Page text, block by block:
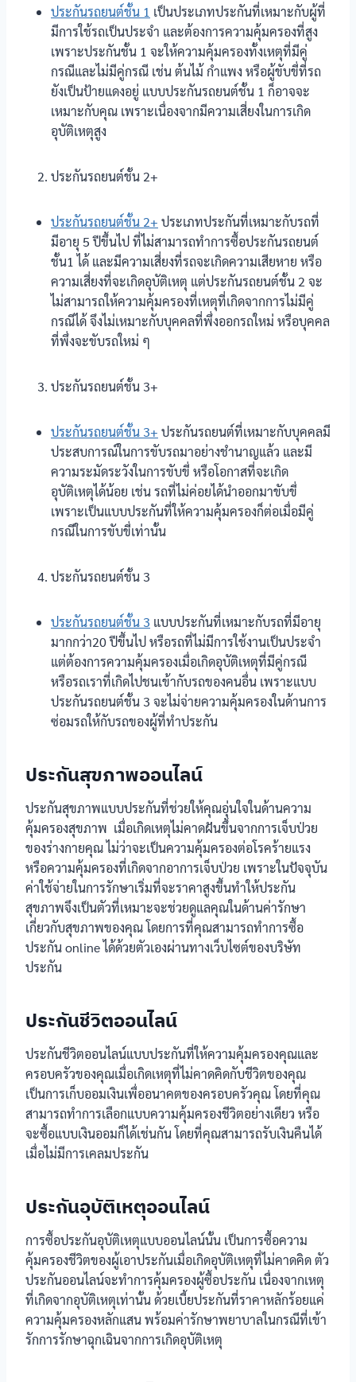
ประกันรถยนต์ชั้น 1 เป็นประเภทประกันที่เหมาะกับผู้ที่
มีการใช้รถเป็นประจำ และต้องการความคุ้มครองที่สูง
เพราะประกันชั้น 1 จะให้ความคุ้มครองทั้งเหตุที่มีคู่
กรณีและไม่มีคู่กรณี เช่น ต้นไม้ กำแพง หรือผู้ขับขี่ที่รถ
ยังเป็นป้ายแดงอยู่ แบบประกันรถยนต์ชั้น 1 ก็อาจจะ
เหมาะกับคุณ เพราะเนื่องจากมีความเสี่ยงในการเกิด
อุบัติเหตุสูง
ประกันรถยนต์ชั้น 2+
ประกันรถยนต์ชั้น 2+ ประเภทประกันที่เหมาะกับรถที่
มีอายุ 5 ปีขึ้นไป ที่ไม่สามารถทำการซื้อประกันรถยนต์
ชั้น1 ได้ และมีความเสี่ยงที่รถจะเกิดความเสียหาย หรือ
ความเสี่ยงที่จะเกิดอุบัติเหตุ แต่ประกันรถยนต์ชั้น 2 จะ
ไม่สามารถให้ความคุ้มครองที่เหตุที่เกิดจากการไม่มีคู่
กรณีได้ จึงไม่เหมาะกับบุคคลที่พึ่งออกรถใหม่ หรือบุคคล
ที่พึ่งจะขับรถใหม่ ๆ
ประกันรถยนต์ชั้น 3+
ประกันรถยนต์ชั้น 3+ ประกันรถยนต์ที่เหมาะกับบุคคลมี
ประสบการณ์ในการขับรถมาอย่างชำนาญแล้ว และมี
ความระมัดระวังในการขับขี่ หรือโอกาสที่จะเกิด
อุบัติเหตุได้น้อย เช่น รถที่ไม่ค่อยได้นำออกมาขับขี่
เพราะเป็นแบบประกันที่ให้ความคุ้มครองก็ต่อเมื่อมีคู่
กรณีในการขับขี่เท่านั้น
ประกันรถยนต์ชั้น 3
ประกันรถยนต์ชั้น 3 แบบประกันที่เหมาะกับรถที่มีอายุ
มากกว่า20 ปีขึ้นไป หรือรถที่ไม่มีการใช้งานเป็นประจำ
แต่ต้องการความคุ้มครองเมื่อเกิดอุบัติเหตุที่มีคู่กรณี
หรือรถเราที่เกิดไปชนเข้ากับรถของคนอื่น เพราะแบบ
ประกันรถยนต์ชั้น 3 จะไม่จ่ายความคุ้มครองในด้านการ
ซ่อมรถให้กับรถของผู้ที่ทำประกัน
ประกันสุขภาพออนไลน์
ประกันสุขภาพแบบประกันที่ช่วยให้คุณอุ่นใจในด้านความ
คุ้มครองสุขภาพ เมื่อเกิดเหตุไม่คาดฝันขึ้นจากการเจ็บป่วย
ของร่างกายคุณ ไม่ว่าจะเป็นความคุ้มครองต่อโรคร้ายแรง
หรือความคุ้มครองที่เกิดจากอาการเจ็บป่วย เพราะในปัจจุบัน
ค่าใช้จ่ายในการรักษาเริ่มที่จะราคาสูงขึ้นทำให้ประกัน
สุขภาพจึงเป็นตัวที่เหมาะจะช่วยดูแลคุณในด้านค่ารักษา
เกี่ยวกับสุขภาพของคุณ โดยการที่คุณสามารถทำการซื้อ
ประกัน online ได้ด้วยตัวเองผ่านทางเว็บไซต์ของบริษัท
ประกัน
ประกันชีวิตออนไลน์
ประกันชีวิตออนไลน์แบบประกันที่ให้ความคุ้มครองคุณและ
ครอบครัวของคุณเมื่อเกิดเหตุที่ไม่คาดคิดกับชีวิตของคุณ
เป็นการเก็บออมเงินเพื่ออนาคตของครอบครัวคุณ โดยที่คุณ
สามารถทำการเลือกแบบความคุ้มครองชีวิตอย่างเดียว หรือ
จะซื้อแบบเงินออมก็ได้เช่นกัน โดยที่คุณสามารถรับเงินคืนได้
เมื่อไม่มีการเคลมประกัน
ประกันอุบัติเหตุออนไลน์
การซื้อประกันอุบัติเหตุแบบออนไลน์นั้น เป็นการซื้อความ
คุ้มครองชีวิตของผู้เอาประกันเมื่อเกิดอุบัติเหตุที่ไม่คาดคิด ตัว
ประกันออนไลน์จะทำการคุ้มครองผู้ซื้อประกัน เนื่องจากเหตุ
ที่เกิดจากอุบัติเหตุเท่านั้น ด้วยเบี้ยประกันที่ราคาหลักร้อยแค่
ความคุ้มครองหลักแสน พร้อมค่ารักษาพยาบาลในกรณีที่เข้า
รักการรักษาฉุกเฉินจากการเกิดอุบัติเหตุ